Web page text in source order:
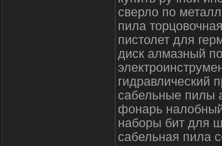
сверло по
пила
пистолет для
диск алмазный
гидравлический
сабельные пилы
фонарь
наборы бит для
сабельная пила